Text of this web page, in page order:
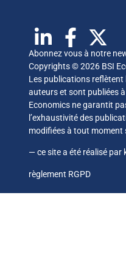
Abonnez vous à notre
Copyrights © 2026 BSI
Les publications reflètent
auteurs et sont publiées
Economics ne garantit
l’exhaustivité des
modifiées à tout
— ce site a été réalisé par
règlement RGPD